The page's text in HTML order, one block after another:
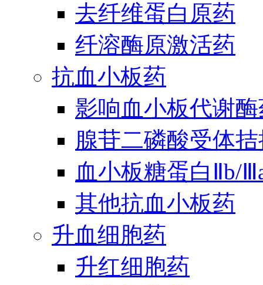
去纤维蛋白原药
纤溶酶原激活药
抗血小板药
影响血小板代谢
腺苷二磷酸受体
血小板糖蛋白Ⅱb/
其他抗血小板药
升血细胞药
升红细胞药